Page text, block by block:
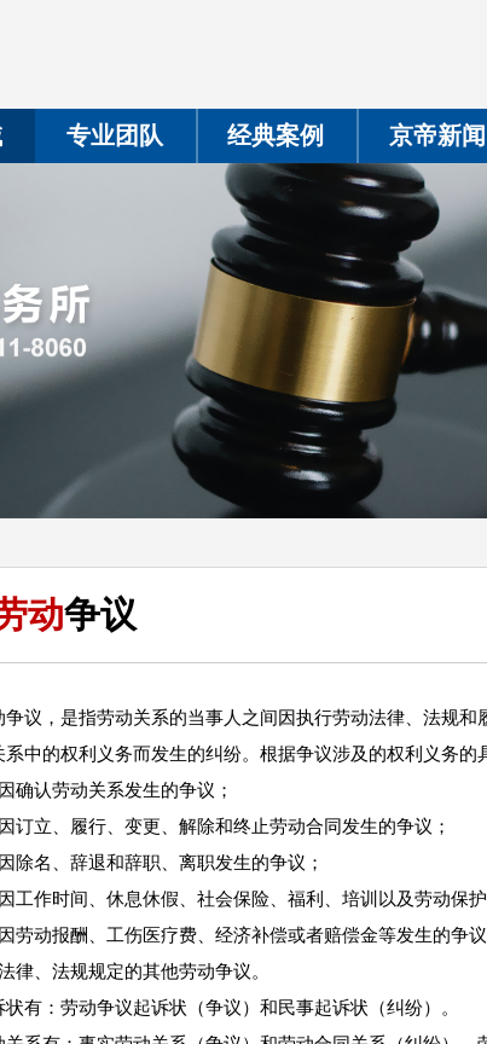
专业团队 经典案例 京帝新闻
动争议
争议，是指劳动关系的当事人之间因执行劳动法律、法规
系中的权利义务而发生的纠纷。根据争议涉及的权利义务的
确认劳动关系发生的争议；
订立、履行、变更、解除和终止劳动合同发生的争议；
除名、辞退和辞职、离职发生的争议；
工作时间、休息休假、社会保险、福利、培训以及劳动保护
劳动报酬、工伤医疗费、经济补偿或者赔偿金等发生的争议
律、法规规定的其他劳动争议。
状有：劳动争议起诉状（争议）和民事起诉状（纠纷）。